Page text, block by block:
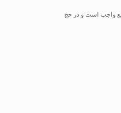
واجب است و در حج